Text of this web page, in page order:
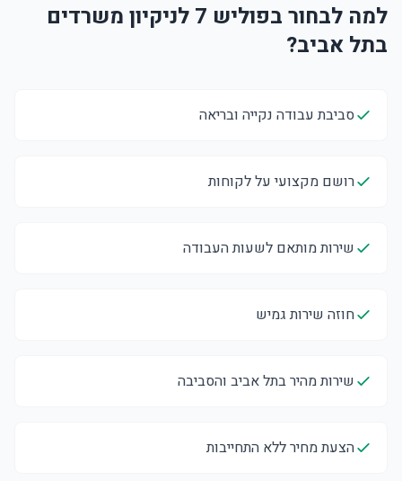
למה לבחור בפוליש 7 לניקיון משרדים
בתל אביב?
סביבת עבודה נקייה ובריאה
רושם מקצועי על לקוחות
שירות מותאם לשעות העבודה
חוזה שירות גמיש
שירות מהיר בתל אביב והסביבה
הצעת מחיר ללא התחייבות